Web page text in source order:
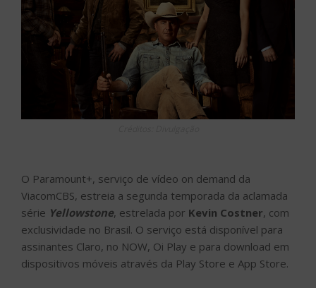
O Paramount+, serviço de vídeo on demand da
ViacomCBS, estreia a segunda temporada da aclamada
série Yellowstone, estrelada por Kevin Costner, com
exclusividade no Brasil. O serviço está disponível para
assinantes Claro, no NOW, Oi Play e para download em
dispositivos móveis através da Play Store e App Store.